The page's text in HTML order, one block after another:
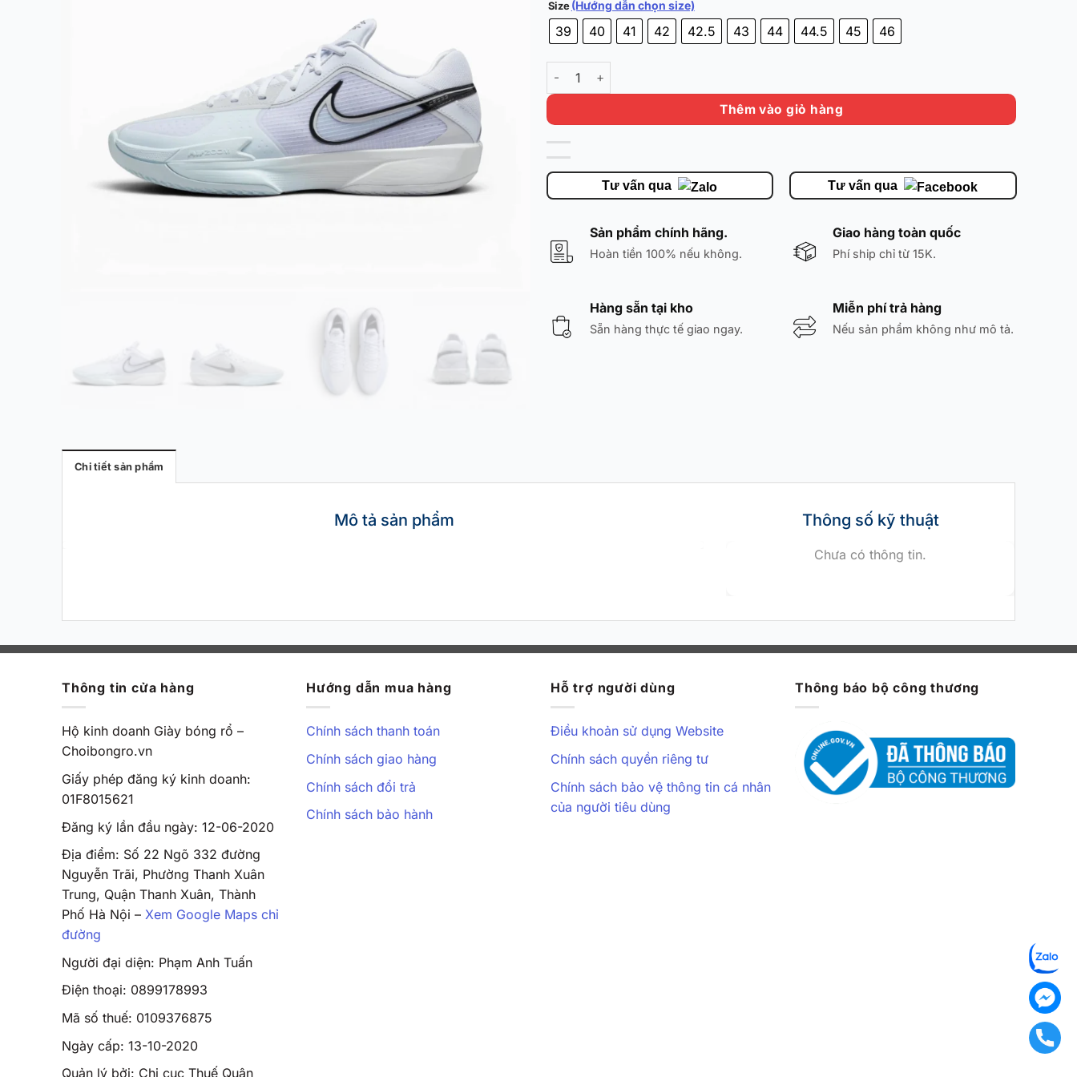
Size (Hướng dẫn chọn size)
39 40 41 42 42.5 43 44 44.5 45 46
Nike GT Cut Cross EP 'Ice Grey' HF0231-004 - Đã Qua Sử Dụng - Chính Hãng số lượng
Thêm vào giỏ hàng
Tư vấn qua Tư vấn qua
Sản phẩm chính hãng.
Hoàn tiền 100% nếu không.
Giao hàng toàn quốc
Phí ship chỉ từ 15K.
Hàng sẵn tại kho
Sẵn hàng thực tế giao ngay.
Miễn phí trả hàng
Nếu sản phẩm không như mô tả.
Chi tiết sản phẩm
Mô tả sản phẩm Thông số kỹ thuật
Chưa có thông tin.
Thông tin cửa hàng
Hộ kinh doanh Giày bóng rổ –
Choibongro.vn
Giấy phép đăng ký kinh doanh:
01F8015621
Đăng ký lần đầu ngày: 12-06-2020
Địa điểm: Số 22 Ngõ 332 đường
Nguyễn Trãi, Phường Thanh Xuân
Trung, Quận Thanh Xuân, Thành
Phố Hà Nội – Xem Google Maps chỉ
đường
Người đại diện: Phạm Anh Tuấn
Điện thoại: 0899178993
Mã số thuế: 0109376875
Ngày cấp: 13-10-2020
Quản lý bởi: Chi cục Thuế Quận
Hướng dẫn mua hàng
Chính sách thanh toán
Chính sách giao hàng
Chính sách đổi trả
Chính sách bảo hành
Hỗ trợ người dùng
Điều khoản sử dụng Website
Chính sách quyền riêng tư
Chính sách bảo vệ thông tin cá nhân
của người tiêu dùng
Thông báo bộ công thương